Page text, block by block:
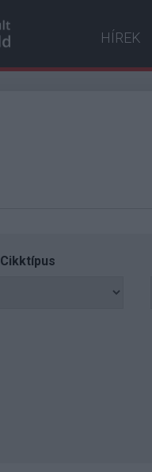
HÍREK
Cikktípus